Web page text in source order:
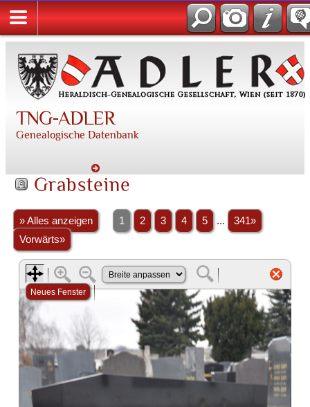
TNG-ADLER
Genealogische Datenbank
Grabsteine
» Alles anzeigen 1 2 3 4 5 ...
341»
Vorwärts»